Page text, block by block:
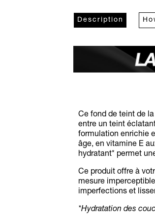
Description
Ce fond de teint de
entre un teint
formulation enrichie
âge, en vitamine E
hydratant* permet
Ce produit offre à
mesure
imperfections et
*Hydratation des